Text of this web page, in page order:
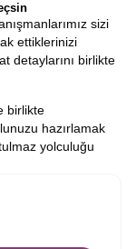
sizi
ettiklerinizi
detaylarını birlikte
birlikte
hazırlamak
yolculuğu